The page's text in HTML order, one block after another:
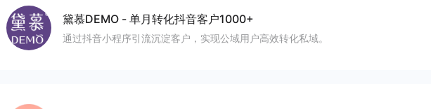
黛慕DEMO - 单月转化抖音客户1000+
通过抖音小程序引流沉淀客户，实现公域用户高效转化私域。